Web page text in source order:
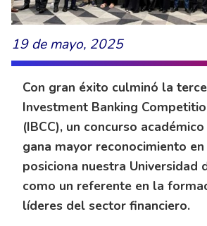
19 de mayo, 2025
Con gran éxito culminó la
Investment Banking
(IBCC), un concurso
gana mayor reconocimiento
posiciona nuestra Universidad
como un referente en la
líderes del sector financiero.